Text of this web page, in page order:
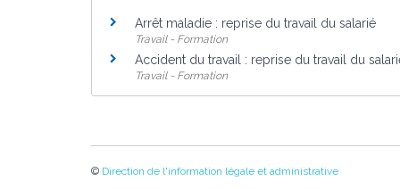
Arrêt maladie : reprise du travail du salarié
Travail - Formation
Accident du travail : reprise du travail du
Travail - Formation
© Direction de l'information légale et administrative